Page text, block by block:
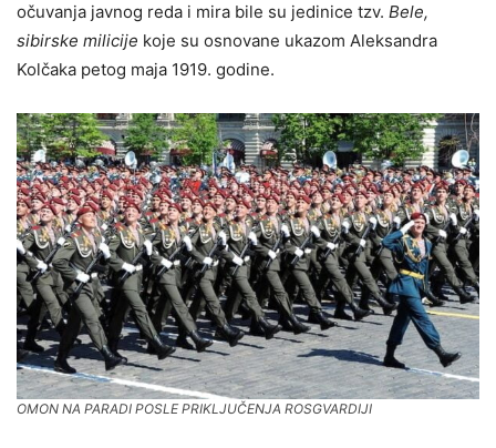
očuvanja javnog reda i mira bile su jedinice tzv. Bele,
sibirske milicije koje su osnovane ukazom Aleksandra
Kolčaka petog maja 1919. godine.
OMON NA PARADI POSLE PRIKLJUČENJA ROSGVARDIJI